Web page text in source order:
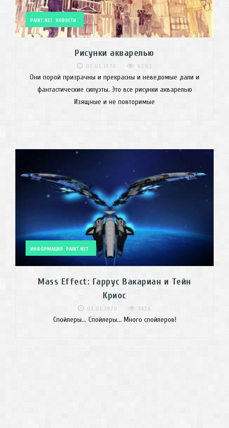
PAINT.NET НОВОСТИ
Рисунки акварелью
01.01.1970 8282
Они порой призрачны и прекрасны и неведомые дали и
фантастические силуэты. Это все рисунки акварелью
Изящные и не повторимые
ИНФОРМАЦИЯ PAINT.NET
Mass Effect: Гаррус Вакариан и Тейн
Криос
01.01.1970 7426
Спойлеры... Спойлеры... Много спойлеров!